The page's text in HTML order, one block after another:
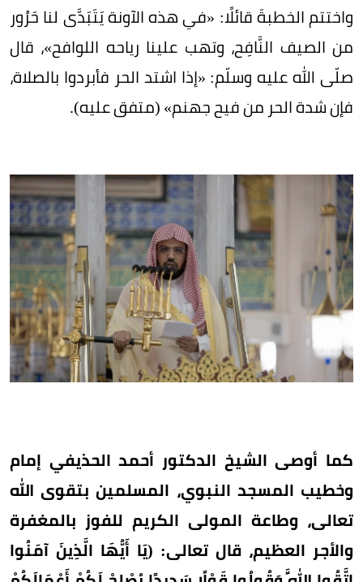
واختتم الخطبةَ قائلًا: «في هذه الآونة يَتَبَدَّى لنا حَرُور
من الصيف النَّافِح، وتهب علينا رياحه اللوافح»، قال
صلّى الله عليه وسلّم: «إذا اشتد الحر فأبردوا بالصلاة،
فإن شدة الحر من فيح جهنم» (متفق عليه).
كما أوصى الشيخ الدكتور أحمد الحذيفي إمام
وخطيب المسجد النبوي، المسلمين بتقوى الله
تعالى، وطاعة المولى الكريم للفوز بالمغفرة
والأجر العظيم، قال تعالى: (يَا أَيُّهَا الَّذِينَ آمَنُوا